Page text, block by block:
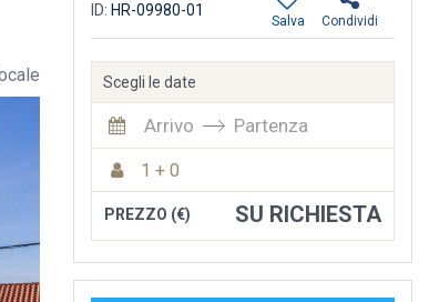
ID: HR-09980-01
Condividi
Salva
Scegli le date
Arrivo Partenza
1 + 0
PREZZO (€) SU RICHIESTA